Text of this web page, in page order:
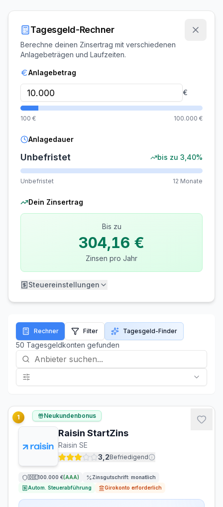
Tagesgeld-Rechner
Berechne deinen Zinsertrag mit verschiedenen
Anlagebeträgen und Laufzeiten.
Anlagebetrag
€
100 € 100.000 €
Anlagedauer
Unbefristet bis zu 3,40%
Unbefristet 12 Monate
Dein Zinsertrag
Bis zu
304,16 €
Zinsen pro Jahr
Steuereinstellungen
Freistellungsauftrag
Verbleibend: EUR
Ehepaar / Lebenspartner (2.000 EUR
Pauschbetrag)
Kirchensteuer
Keine
8% (BY, BW) 9%
Brutto-Zinsertrag
Sparerpauschbetrag
Zu versteuern
Abgeltungsteuer (25%)
Solidaritätszuschlag (5,5%)
Netto-Zinsertrag
Rechner Filter Tagesgeld-Finder
50 Tagesgeldkonten gefunden
Raisin StartZins
Raisin SE
3,2Befriedigend
🇩🇪100.000 €(AAA) Zinsgutschrift: monatlich
Autom. Steuerabführung
Girokonto erforderlich
1 Neukundenbonus